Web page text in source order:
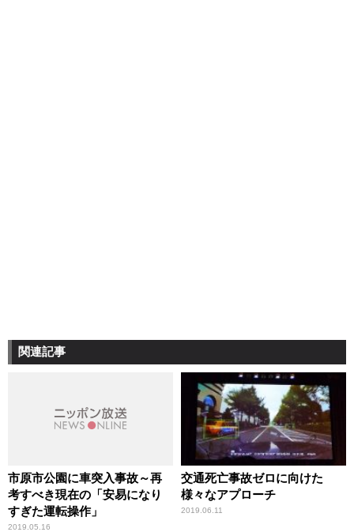
関連記事
市原市公園に車突入事故～再
考すべき現在の「安易になり
すぎた運転操作」
2019.05.16
交通死亡事故ゼロに向けた
様々なアプローチ
2019.06.11